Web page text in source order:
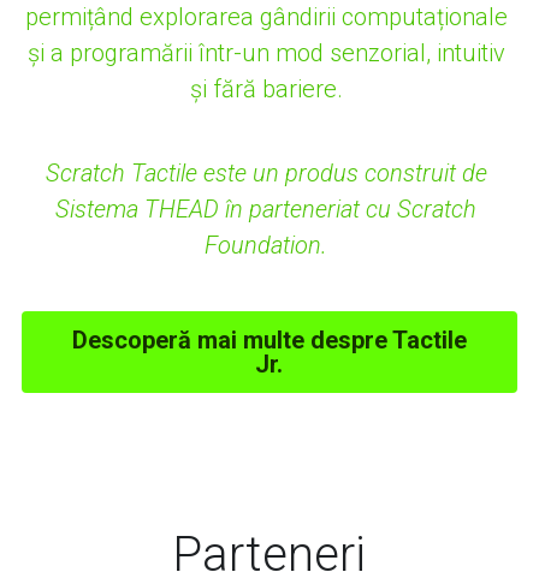
permițând explorarea gândirii computaționale
și a programării într-un mod senzorial, intuitiv
și fără bariere.
Scratch Tactile este un produs construit de
Sistema THEAD în parteneriat cu Scratch
Foundation.
Descoperă mai multe despre Tactile
Jr.
Parteneri